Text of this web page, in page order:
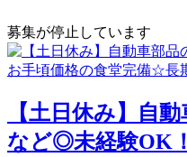
募集が停止しています
【土日休み】自
など◎未経験OK